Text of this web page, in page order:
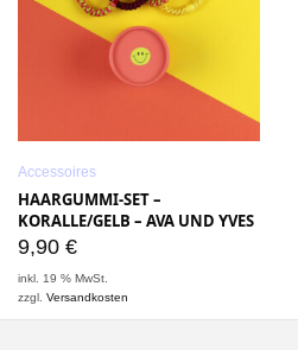
Accessoires
HAARGUMMI-SET –
KORALLE/GELB – AVA UND YVES
9,90 €
inkl. 19 % MwSt.
zzgl.Versandkosten